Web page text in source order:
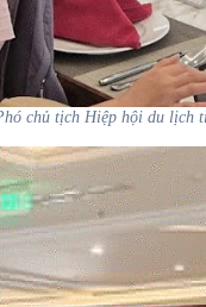
chủ tịch Hiệp hội du lịch